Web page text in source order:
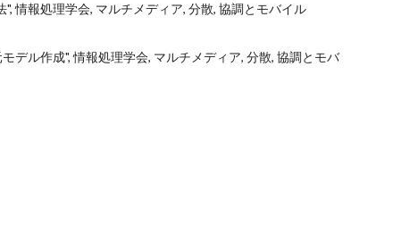
情報処理学会, マルチメディア, 分散, 協調とモバイル
デル作成", 情報処理学会, マルチメディア, 分散, 協調とモバ